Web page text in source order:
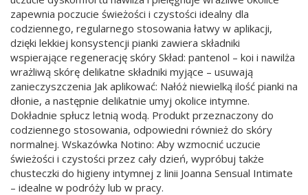
zapewnia poczucie świeżości i czystości idealny dla
codziennego, regularnego stosowania łatwy w aplikacji,
dzięki lekkiej konsystencji pianki zawiera składniki
wspierające regenerację skóry Skład: pantenol – koi i nawilża
wrażliwą skórę delikatne składniki myjące – usuwają
zanieczyszczenia Jak aplikować: Nałóż niewielką ilość pianki na
dłonie, a następnie delikatnie umyj okolice intymne.
Dokładnie spłucz letnią wodą. Produkt przeznaczony do
codziennego stosowania, odpowiedni również do skóry
normalnej. Wskazówka Notino: Aby wzmocnić uczucie
świeżości i czystości przez cały dzień, wypróbuj także
chusteczki do higieny intymnej z linii Joanna Sensual Intimate
– idealne w podróży lub w pracy.